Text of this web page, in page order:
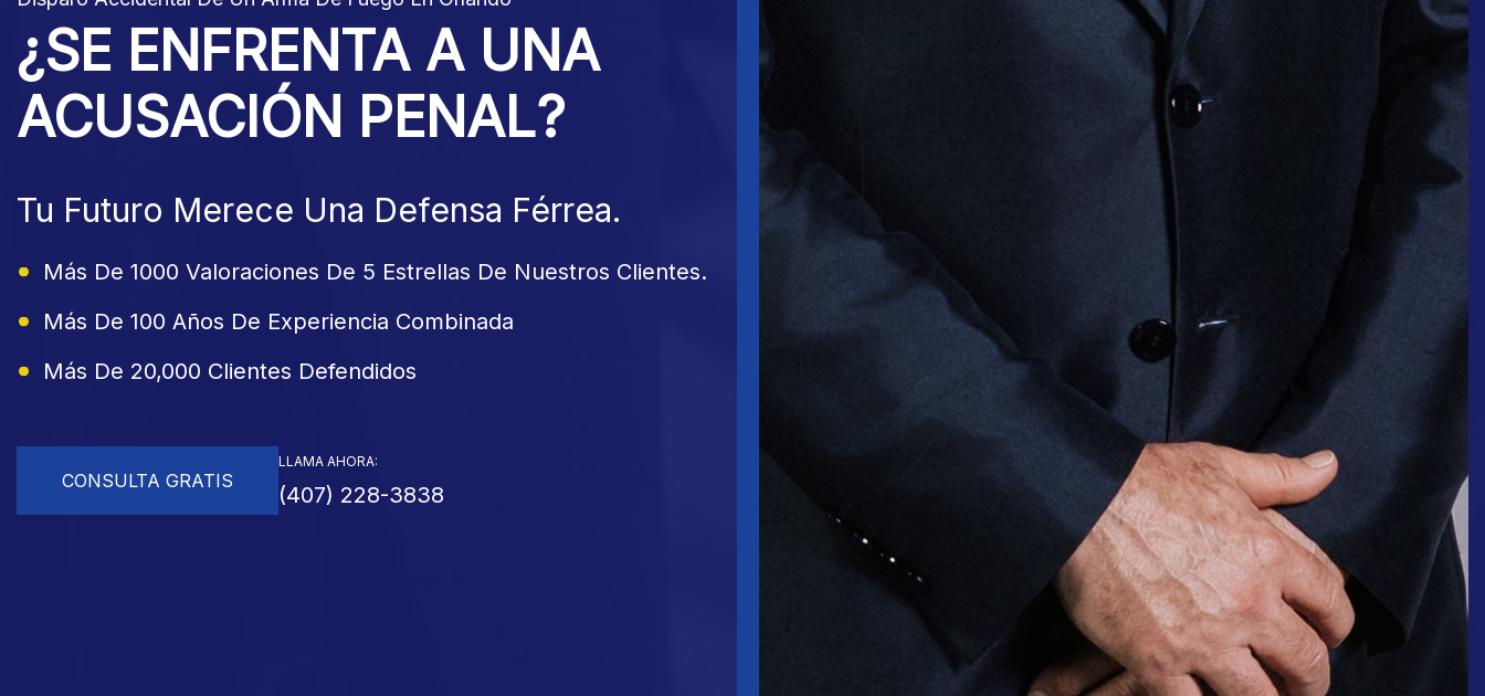
¿SE ENFRENTA A UNA
ACUSACIÓN PENAL?
Tu Futuro Merece Una Defensa Férrea.
Más De 1000 Valoraciones De 5 Estrellas De Nuestros Clientes.
Más De 100 Años De Experiencia Combinada
Más De 20,000 Clientes Defendidos
CONSULTA GRATIS
LLAMA AHORA:
(407) 228-3838